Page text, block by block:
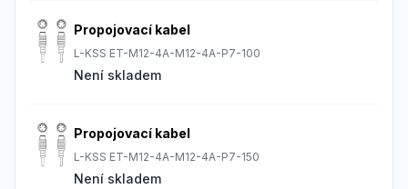
Propojovací kabel
L-KSS ET-M12-4A-M12-4A-P7-100
Není skladem
Propojovací kabel
L-KSS ET-M12-4A-M12-4A-P7-150
Není skladem